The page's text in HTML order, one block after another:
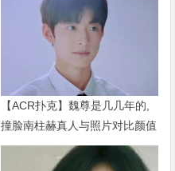
【ACR扑克】魏尊是几几年的,
撞脸南柱赫真人与照片对比颜值
被质疑